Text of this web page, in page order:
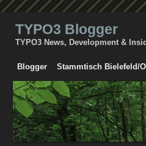
TYPO3 Blogger
TYPO3 News, Development &
Blogger Stammtisch Bielefeld/